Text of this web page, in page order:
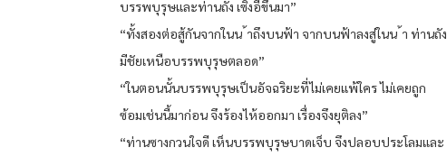
บรรพบุรุษและท่านถัง เซิงอี้ขึ้นมา”
“ทั้งสองต่อสู้กันจากในน ้าถึงบนฟ้า จากบนฟ้าลงสู่ในน ้า ท่านถัง
มีชัยเหนือบรรพบุรุษตลอด”
“ในตอนนั้นบรรพบุรุษเป็นอัจฉริยะที่ไม่เคยแพ้ใคร ไม่เคยถูก
ซ้อมเช่นนี้มาก่อน จึงร้องไห้ออกมา เรื่องจึงยุติลง”
“ท่านซางกวนใจดี เห็นบรรพบุรุษบาดเจ็บ จึงปลอบประโลมและ